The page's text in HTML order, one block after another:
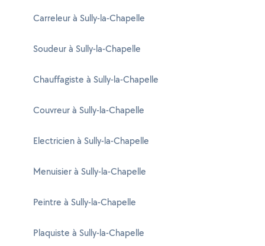
Carreleur à Sully-la-Chapelle
Soudeur à Sully-la-Chapelle
Chauffagiste à Sully-la-Chapelle
Couvreur à Sully-la-Chapelle
Electricien à Sully-la-Chapelle
Menuisier à Sully-la-Chapelle
Peintre à Sully-la-Chapelle
Plaquiste à Sully-la-Chapelle